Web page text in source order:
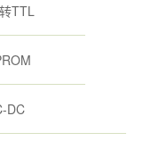
TTL
DC